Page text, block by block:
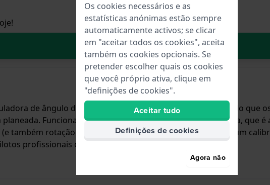
No carrinho
de ângulo de deriva do mundo num relógio, permitindo que
Funciona em conjunto com a luneta rotativa interna, que
também rotação bidirecional). O relógio é alimentado por um
profissionais e também para os seus passageiros.
Os cookies necessários e as
estatísticas anónimas estão sempre
automaticamente activos; se clicar
em "aceitar todos os cookies", aceita
também os cookies opcionais. Se
pretender escolher quais os cookies
que você próprio ativa, clique em
"definições de cookies".
Aceitar tudo
Definições de cookies
Agora não